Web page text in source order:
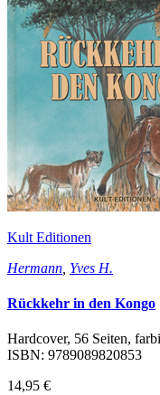
Kult Editionen
Hermann Yves H.
Rückkehr in den Kongo
Hardcover, 56 Seiten,
ISBN: 9789089820853
14,95 €